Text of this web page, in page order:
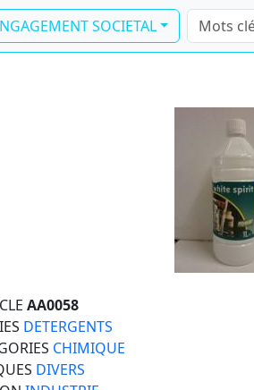
SOCIETAL
AA0058
DETERGENTS
CHIMIQUE
DIVERS